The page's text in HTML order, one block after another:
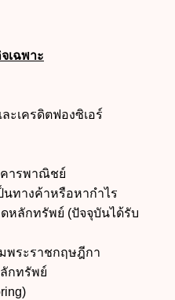
เฉพาะ
ะเครดิตฟองซิเอร์
คารพาณิชย์
นทางค้าหรือหากำไร
หลักทรัพย์ (ปัจจุบันได้รับ
พระราชกฤษฎีกา
กทรัพย์